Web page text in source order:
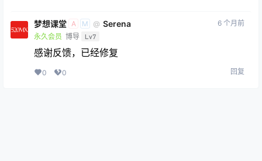
永久会员 博导 Lv7
感谢反馈，已经修复
0 0